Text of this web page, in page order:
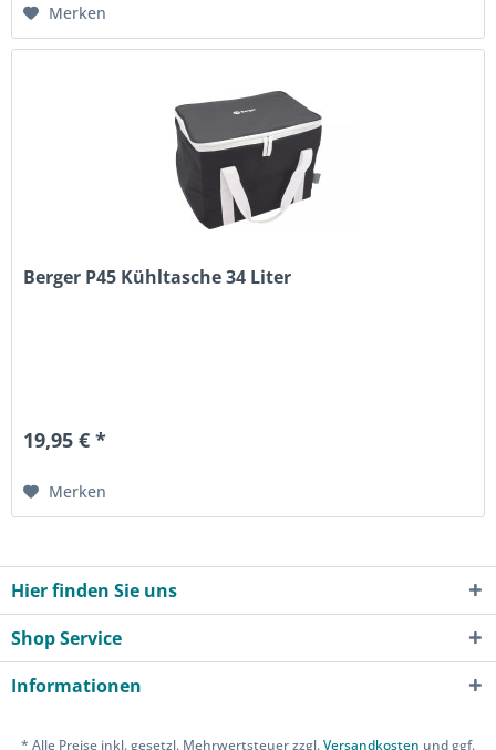
Merken
Berger P45 Kühltasche 34 Liter
19,95 € *
Merken
Hier finden Sie uns
Shop Service
Informationen
* Alle Preise inkl. gesetzl. Mehrwertsteuer zzgl.Versandkosten und ggf.